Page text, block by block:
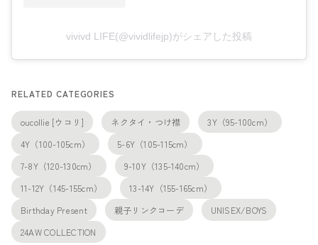
vivivd LIFE(@vividlifejp)がシェアした投稿
RELATED CATEGORIES
oucollie [ウコリ] ネクタイ・つけ襟
3Y（95-100cm）
4Y（100-105cm）
5-6Y（105-115cm）
7-8Y（120-130cm）
9-10Y（135-140cm）
11-12Y（145-155cm）
13-14Y（155-165cm）
Birthday Present
親子リンクコーデ
UNISEX/BOYS
24AW COLLECTION